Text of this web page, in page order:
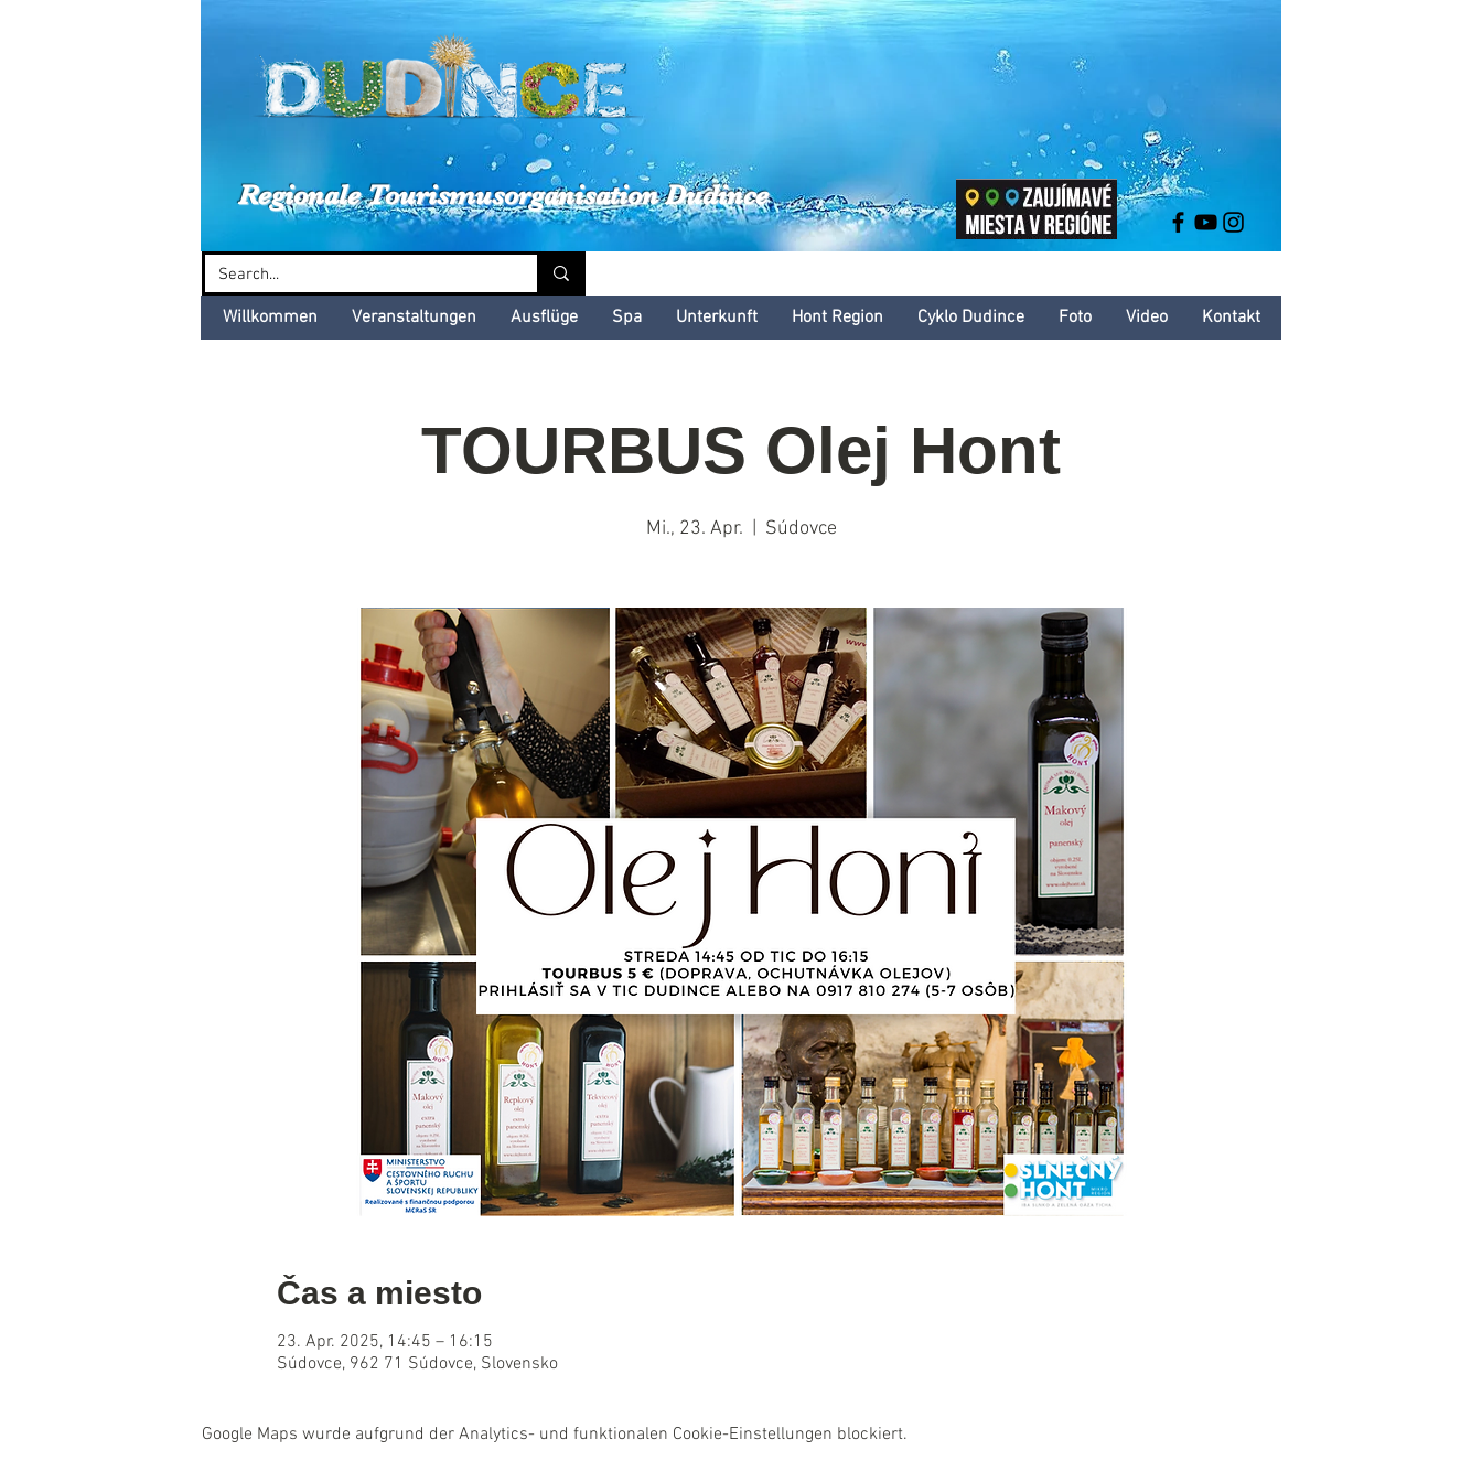
Dudinské kultúrne leto
Regionale Tourismusorganisation Dudince
Willkommen Veranstaltungen Ausflüge Spa Unterkunft Hont Region Cyklo Dudince Foto Video Kontakt
TOURBUS Olej Hont
Mi., 23. Apr. Súdovce
Čas a miesto
23. Apr. 2025, 14:45 – 16:15
Súdovce, 962 71 Súdovce, Slovensko
Google Maps wurde aufgrund der Analytics- und funktionalen Cookie-Einstellungen blockiert.